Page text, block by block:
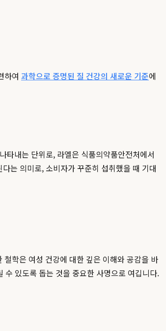
하여 과학으로 증명된 질 건강의 새로운 기준에
내는 단위로, 라엘은 식품의약품안전처에서
는 의미로, 소비자가 꾸준히 섭취했을 때 기대
학은 여성 건강에 대한 깊은 이해와 공감을 바
있도록 돕는 것을 중요한 사명으로 여깁니다.